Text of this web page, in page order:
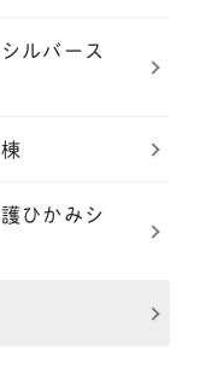
ルバース
ひかみシ